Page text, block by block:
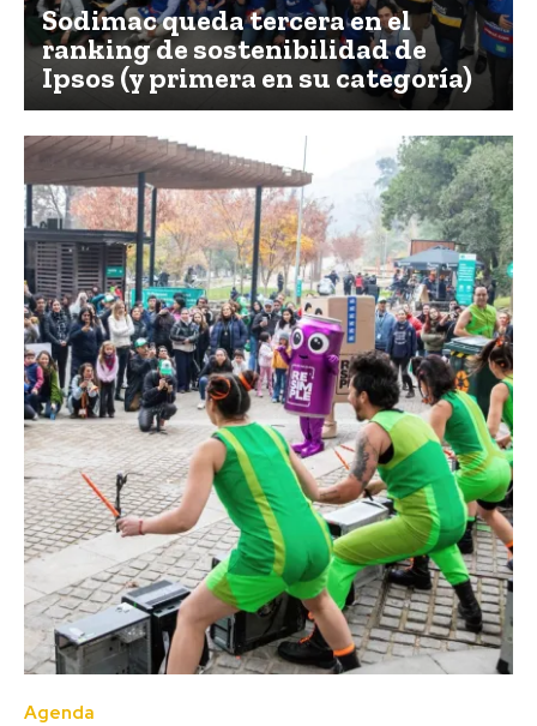
Sodimac queda tercera en el
ranking de sostenibilidad de
Ipsos (y primera en su categoría)
Agenda